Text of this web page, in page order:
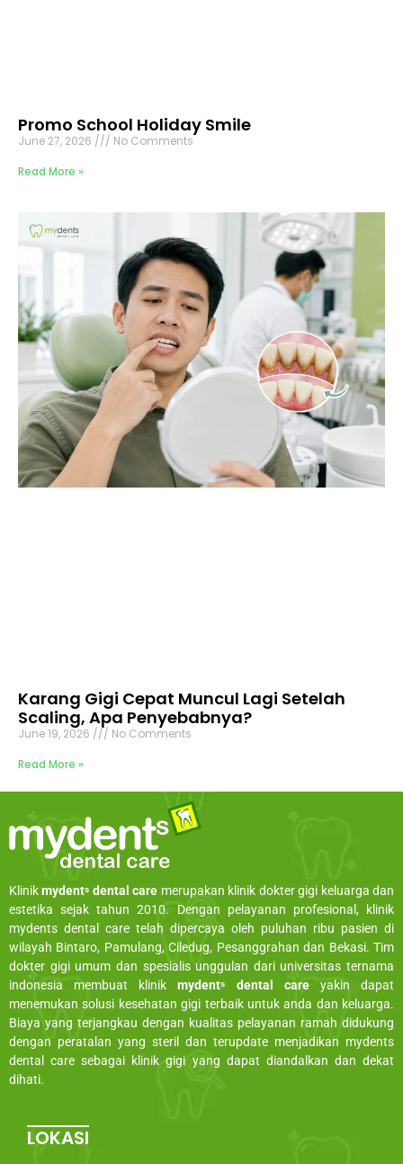
Promo School Holiday Smile
June 27, 2026
No Comments
Read More »
Karang Gigi Cepat Muncul Lagi Setelah
Scaling, Apa Penyebabnya?
June 19, 2026
No Comments
Read More »
Klinikmydentˢ dental care merupakan klinik dokter gigi keluarga dan
estetika sejak tahun 2010. Dengan pelayanan profesional, klinik
mydents dental care telah dipercaya oleh puluhan ribu pasien di
wilayah Bintaro, Pamulang, Ciledug, Pesanggrahan dan Bekasi. Tim
dokter gigi umum dan spesialis unggulan dari universitas ternama
indonesia membuat klinikmydentˢ dental careyakin dapat
menemukan solusi kesehatan gigi terbaik untuk anda dan keluarga.
Biaya yang terjangkau dengan kualitas pelayanan ramah didukung
dengan peratalan yang steril dan terupdate menjadikan mydents
dental care sebagai klinik gigi yang dapat diandalkan dan dekat
dihati.
LOKASI